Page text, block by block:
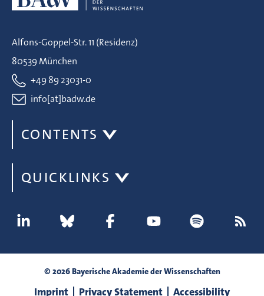
Alfons-Goppel-Str. 11 (Residenz)
80539 München
+49 89 23031-0
info[at]badw.de
CONTENTS
QUICKLINKS
© 2026 Bayerische Akademie der Wissenschaften
Imprint Privacy Statement Accessibility